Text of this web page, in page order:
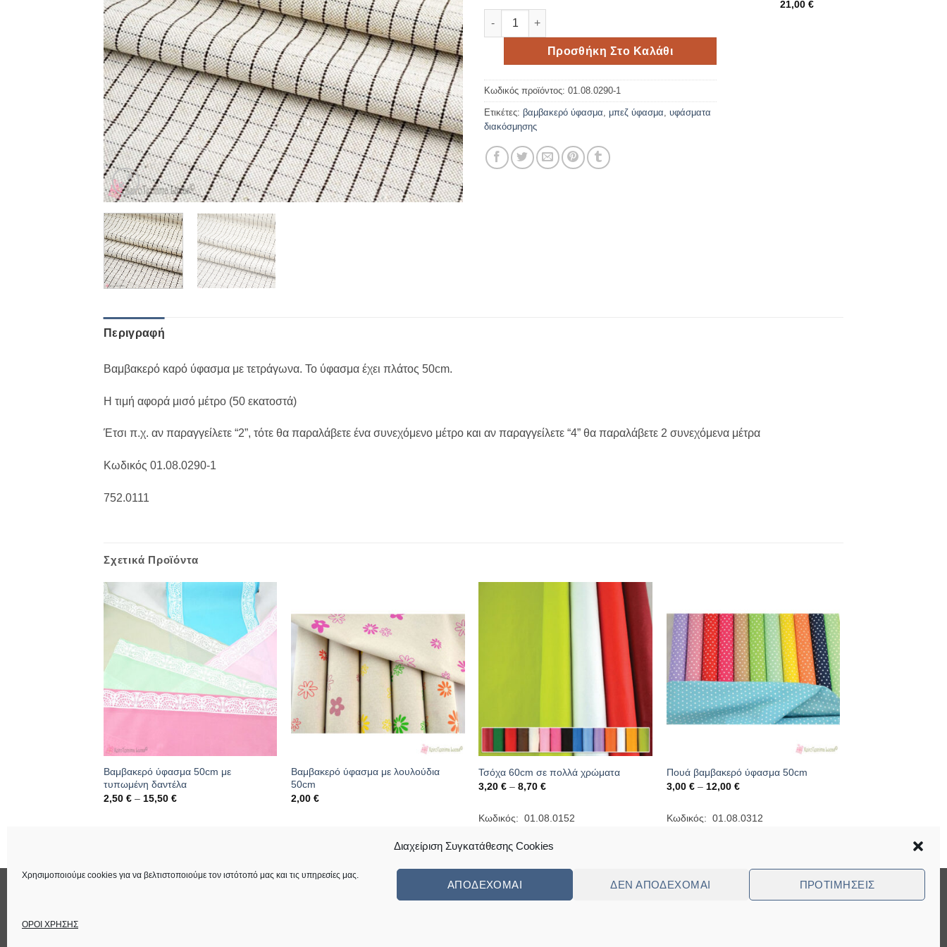
Διαχείριση Συγκατάθεσης Cookies
Χρησιμοποιούμε cookies για να βελτιστοποιούμε τον ιστότοπό μας και τις υπηρεσίες μας.
ΑΠΟΔΈΧΟΜΑΙ ΔΕΝ ΑΠΟΔΈΧΟΜΑΙ ΠΡΟΤΙΜΉΣΕΙΣ
ΟΡΟΙ ΧΡΗΣΗΣ
Καρό βαμβακερό ύφασμα 50cm * 50cm ποσότητα
Προσθήκη Στο Καλάθι
Κωδικός προϊόντος: 01.08.0290-1
Ετικέτες: βαμβακερό ύφασμα μπεζ ύφασμα υφάσματα
διακόσμησης
21,00 €
Περιγραφή
Βαμβακερό καρό ύφασμα με τετράγωνα. Το ύφασμα έχει πλάτος 50cm.
Η τιμή αφορά μισό μέτρο (50 εκατοστά)
Έτσι π.χ. αν παραγγείλετε “2”, τότε θα παραλάβετε ένα συνεχόμενο μέτρο και αν παραγγείλετε “4” θα παραλάβετε 2 συνεχόμενα μέτρα
Κωδικός 01.08.0290-1
752.0111
Σχετικά Προϊόντα
Βαμβακερό ύφασμα 50cm με
τυπωμένη δαντέλα
2,50 € – 15,50 €Price
Βαμβακερό ύφασμα με λουλούδια
50cm
2,00€
Τσόχα 60cm σε πολλά χρώματα
3,20€ – 8,70€Price
through
8,70 €
Κωδικός: 01.08.0152
Πουά βαμβακερό ύφασμα 50cm
3,00 € – 12,00 €Price
through
12,00 €
Κωδικός: 01.08.0312
Visa
Bank
Cash